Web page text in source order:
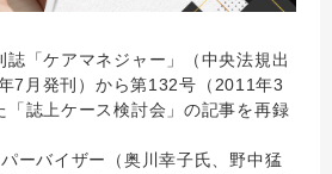
誌「ケアマネジャー」（中央法規出
7月発刊）から第132号（2011年3
「誌上ケース検討会」の記事を再録
ーバイザー（奥川幸子氏、野中猛